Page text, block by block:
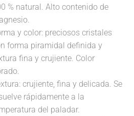
% natural. Alto contenido de
y color: preciosos cristales
forma piramidal definida y
fina y crujiente. Color
crujiente, fina y delicada. Se
rápidamente a la
del paladar.